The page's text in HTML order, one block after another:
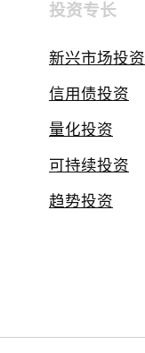
投资专长
新兴市场投资
信用债投资
量化投资
可持续投资
趋势投资